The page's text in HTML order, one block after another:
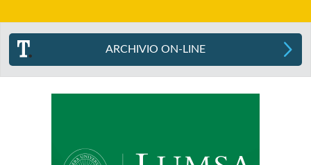
ARCHIVIO ON-LINE